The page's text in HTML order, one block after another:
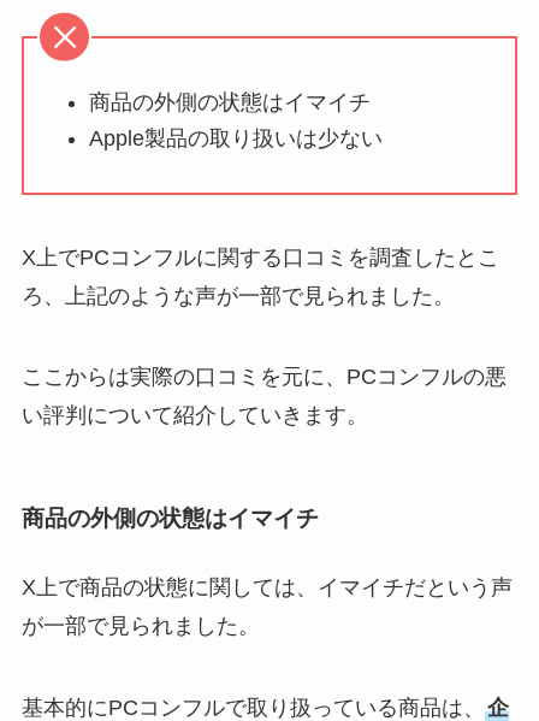
商品の外側の状態はイマイチ
Apple製品の取り扱いは少ない
X上でPCコンフルに関する口コミを調査したとこ
ろ、上記のような声が一部で見られました。
ここからは実際の口コミを元に、PCコンフルの悪
い評判について紹介していきます。
商品の外側の状態はイマイチ
X上で商品の状態に関しては、イマイチだという声
が一部で見られました。
基本的にPCコンフルで取り扱っている商品は、 企